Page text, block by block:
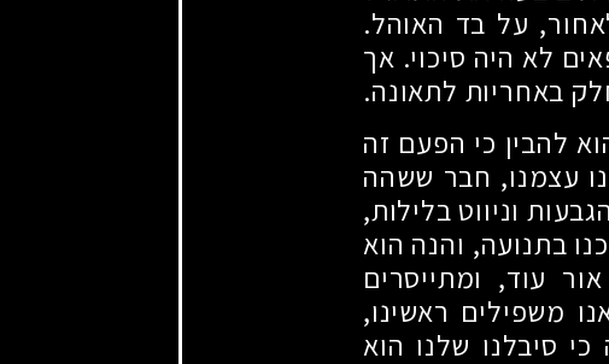
על בד האוהל.
לא היה סיכוי. אך
באחריות לתאונה.
להבין כי הפעם זה
עצמנו, חבר ששהה
וניווט בלילות,
בתנועה, והנה הוא
עוד, ומתייסרים
משפילים ראשינו,
סיבלנו שלנו הוא